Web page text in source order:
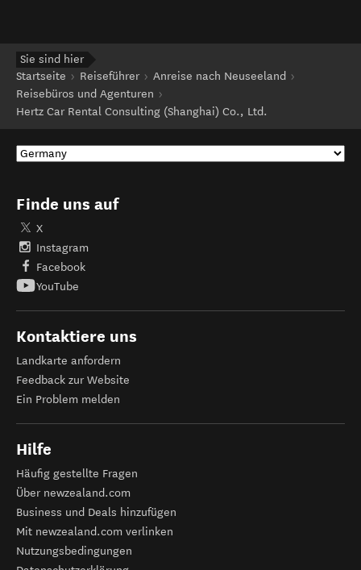
Sie sind hier
Startseite
Reiseführer
Anreise nach Neuseeland
Reisebüros und Agenturen
Hertz Car Rental Consulting (Shanghai) Co., Ltd.
Finde uns auf
X
Instagram
Facebook
YouTube
Kontaktiere uns
Landkarte anfordern
Feedback zur Website
Ein Problem melden
Hilfe
Häufig gestellte Fragen
Über newzealand.com
Business und Deals hinzufügen
Mit newzealand.com verlinken
Nutzungsbedingungen